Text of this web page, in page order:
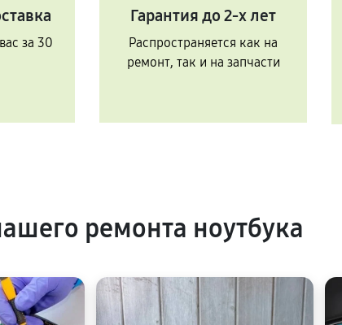
за 30
Гарантия до 2-х лет
Распространяется как на
ремонт, так и на запчасти
ремонта ноутбука